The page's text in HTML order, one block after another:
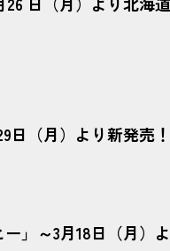
日（月）より新発売
」～3月18日（月）